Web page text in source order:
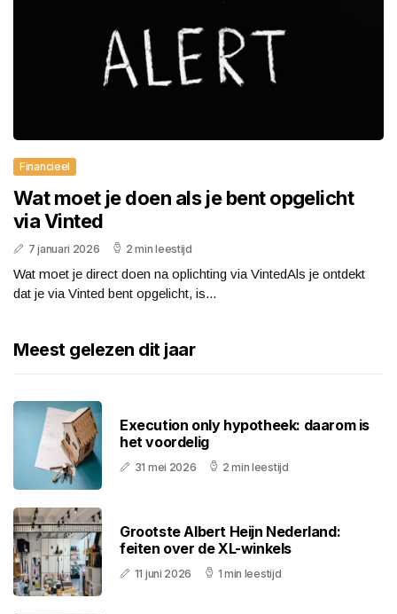
Financieel
Wat moet je doen als je bent opgelicht
via Vinted
7 januari 2026 2 min leestijd
Wat moet je direct doen na oplichting via VintedAls je ontdekt
dat je via Vinted bent opgelicht, is...
Meest gelezen dit jaar
Execution only hypotheek: daarom is
het voordelig
31 mei 2026 2 min leestijd
Grootste Albert Heijn Nederland:
feiten over de XL-winkels
11 juni 2026 1 min leestijd